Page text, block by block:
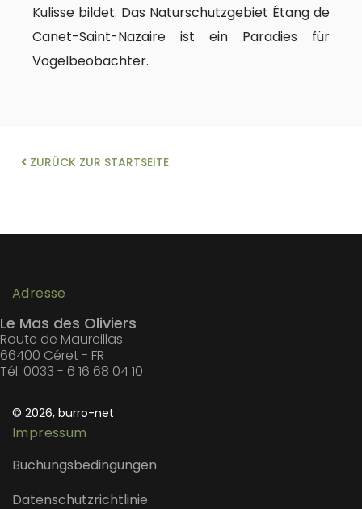
Kulisse bildet. Das Naturschutzgebiet Étang de
Canet-Saint-Nazaire ist ein Paradies für
Vogelbeobachter.
ZURÜCK ZUR STARTSEITE
Adresse
Le Mas des Oliviers
Route de Maureillas
66400 Céret - FR
Tél: 0033 - 6 16 68 04 10
© 2026, burro-net
Impressum
Buchungsbedingungen
Datenschutzrichtlinie